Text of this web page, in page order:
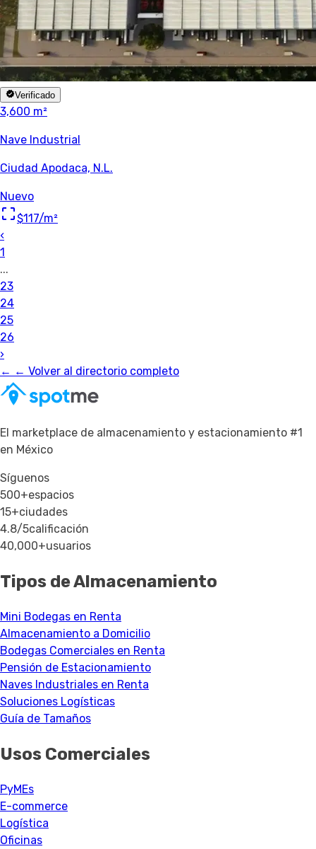
Verificado
3,600 m²
Nave Industrial
Ciudad Apodaca, N.L.
Nuevo
$117/m²
‹
1
...
23
24
25
26
›
← ← Volver al directorio completo
El marketplace de almacenamiento y estacionamiento #1
en México
Síguenos
500+espacios
15+ciudades
4.8/5calificación
40,000+usuarios
Tipos de Almacenamiento
Mini Bodegas en Renta
Almacenamiento a Domicilio
Bodegas Comerciales en Renta
Pensión de Estacionamiento
Naves Industriales en Renta
Soluciones Logísticas
Guía de Tamaños
Usos Comerciales
PyMEs
E-commerce
Logística
Oficinas